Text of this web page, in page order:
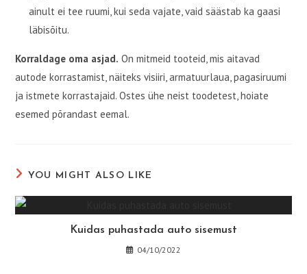
ainult ei tee ruumi, kui seda vajate, vaid säästab ka gaasi
läbisõitu.
Korraldage oma asjad. On mitmeid tooteid, mis aitavad
autode korrastamist, näiteks visiiri, armatuurlaua, pagasiruumi
ja istmete korrastajaid. Ostes ühe neist toodetest, hoiate
esemed põrandast eemal.
YOU MIGHT ALSO LIKE
Kuidas puhastada auto sisemust
04/10/2022